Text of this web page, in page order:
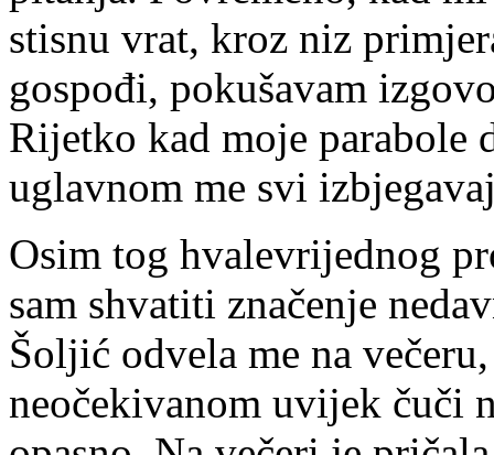
stisnu vrat, kroz niz
gospođi, pokušavam
Rijetko kad moje parabole
uglavnom me svi
Osim tog hvalevrijednog
sam shvatiti značenje
Šoljić odvela me na
neočekivanom uvijek čuči